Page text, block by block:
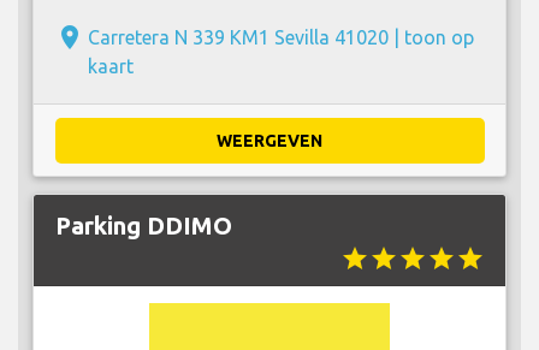
place Carretera N 339 KM1 Sevilla 41020 | toon op
kaart
WEERGEVEN
Parking DDIMO
starstarstarstarstar